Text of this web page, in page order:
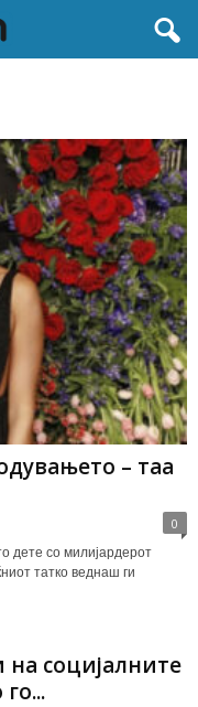
– таа
0
дете со милијардерот
татко веднаш ги
на социјалните